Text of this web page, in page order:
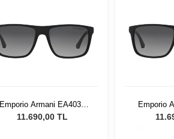
Emporio Armani EA4033
5229T356 Erkek Güneş
11.690,00 TL
Emporio